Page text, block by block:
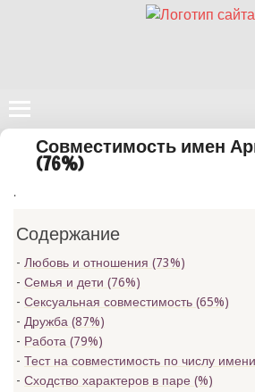
Поиск
сайте
Совместимость имен
(76%)
.
Содержание
Любовь и отношения (73%)
Семья и дети (76%)
Сексуальная совместимость (65%)
Дружба (87%)
Работа (79%)
Тест на совместимость по числу
Сходство характеров в паре (%)